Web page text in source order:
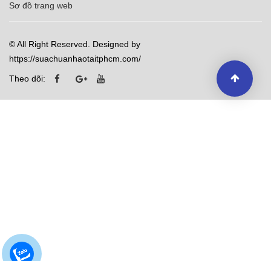
Sơ đồ trang web
© All Right Reserved. Designed by
https://suachuanhaotaitphcm.com/
Theo dõi: